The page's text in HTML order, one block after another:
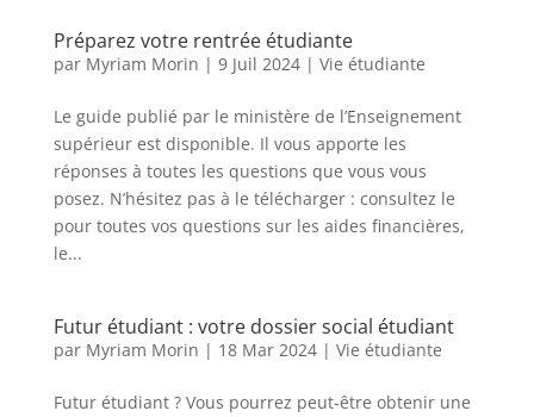
Préparez votre rentrée étudiante
par Myriam Morin | 9 Juil 2024| Vie étudiante
Le guide publié par le ministère de l’Enseignement
supérieur est disponible. Il vous apporte les
réponses à toutes les questions que vous vous
posez. N’hésitez pas à le télécharger : consultez le
pour toutes vos questions sur les aides financières,
le...
Futur étudiant : votre dossier social étudiant
par Myriam Morin | 18 Mar 2024| Vie étudiante
Futur étudiant ? Vous pourrez peut-être obtenir une